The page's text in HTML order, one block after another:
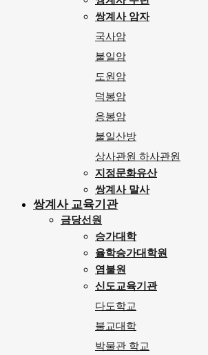
쌍계사 암자
국사암
불일암
도원암
덕봉암
응봉암
불일산방
상사관원 하사관원
지정문화유산
쌍계사 말사
쌍계사 교육기관
금당선원
승가대학
율학승가대학원
염불원
신도교육기관
다도학교
불교대학
박물관 학교